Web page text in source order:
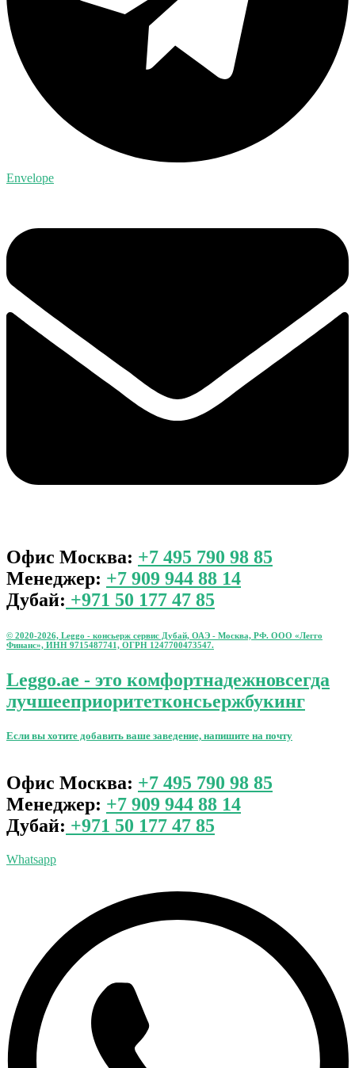
Envelope
Офис Москва: +7 495 790 98 85
Менеджер: +7 909 944 88 14
Дубай: +971 50 177 47 85
© 2020-2026, Leggo - консьерж сервис Дубай, ОАЭ - Москва, РФ. ООО «Легго
Финанс», ИНН 9715487741, ОГРН 1247700473547.
Leggo.ae - это комфортнадежновсегда
лучшееприоритетконсьержбукинг
Если вы хотите добавить ваше заведение, напишите на почту
Офис Москва: +7 495 790 98 85
Менеджер: +7 909 944 88 14
Дубай: +971 50 177 47 85
Whatsapp